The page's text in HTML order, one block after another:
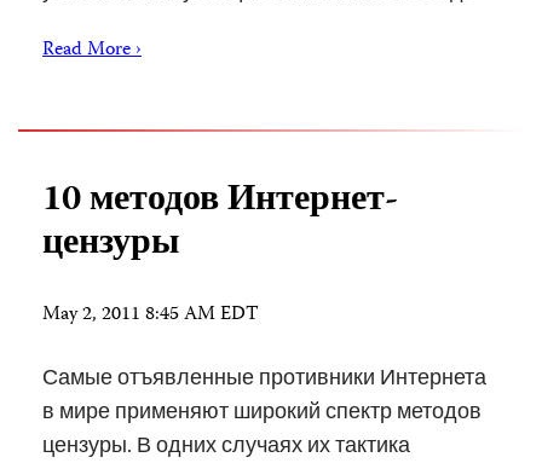
Read More ›
10 методов Интернет-
цензуры
May 2, 2011 8:45 AM EDT
Самые отъявленные противники Интернета
в мире применяют широкий спектр методов
цензуры. В одних случаях их тактика